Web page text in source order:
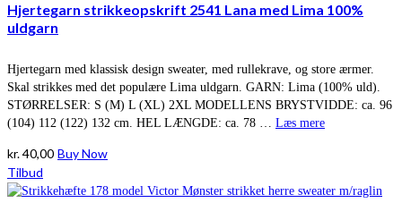
Hjertegarn strikkeopskrift 2541 Lana med Lima 100%
uldgarn
Hjertegarn med klassisk design sweater, med rullekrave, og store ærmer.
Skal strikkes med det populære Lima uldgarn. GARN: Lima (100% uld).
STØRRELSER: S (M) L (XL) 2XL MODELLENS BRYSTVIDDE: ca. 96
(104) 112 (122) 132 cm. HEL LÆNGDE: ca. 78 … Læs mere
kr.40,00 Buy Now
Tilbud